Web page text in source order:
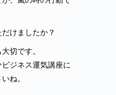
けましたか？
切です。
ジネス運気講座に
ね。